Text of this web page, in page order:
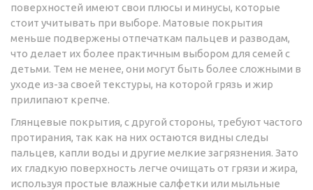
поверхностей имеют свои плюсы и минусы, которые
стоит учитывать при выборе. Матовые покрытия
меньше подвержены отпечаткам пальцев и разводам,
что делает их более практичным выбором для семей с
детьми. Тем не менее, они могут быть более сложными в
уходе из-за своей текстуры, на которой грязь и жир
прилипают крепче.
Глянцевые покрытия, с другой стороны, требуют частого
протирания, так как на них остаются видны следы
пальцев, капли воды и другие мелкие загрязнения. Зато
их гладкую поверхность легче очищать от грязи и жира,
используя простые влажные салфетки или мыльные